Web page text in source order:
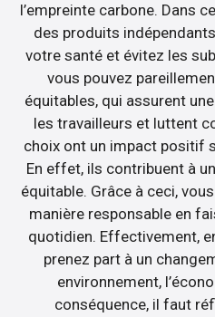
l’empreinte carbone. Dans
des produits
votre santé et évitez les
vous pouvez
équitables, qui assurent
les travailleurs et luttent
choix ont un impact positif
En effet, ils contribuent à
équitable. Grâce à ceci,
manière responsable en
quotidien. Effectivement,
prenez part à un
environnement,
conséquence, il faut